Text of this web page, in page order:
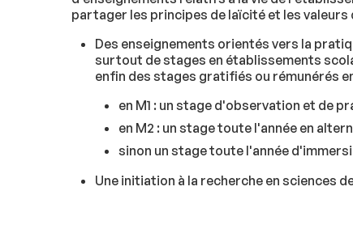
partager les principes de laïcité et les
Des enseignements orientés vers la
surtout de stages en établissements
enfin des stages gratifiés ou rémunérés
en M1 : un stage d'observation et de
en M2 : un stage toute l'année en
sinon un stage toute l'année
Une initiation à la recherche en sciences